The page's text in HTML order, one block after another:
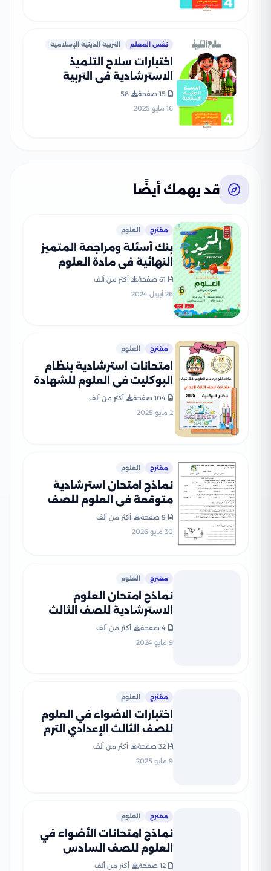
نفس المعلم التربية الدينية الإسلامية
اختبارات سلاح التلميذ
الاسترشادية في التربية
الدينية لرابعة ابتدائي الترم
الثاني PDF بالاجابات
15 صفحة
58
16 مايو 2025
قد يهمك أيضًا
مقترح العلوم
بنك أسئلة ومراجعة المتميز
النهائية في مادة العلوم
للصف السادس الابتدائي الترم
الثاني مع الإجابات النموذجية
61 صفحة
أكثر من ألف
26 أبريل 2024
مقترح العلوم
امتحانات استرشادية بنظام
البوكليت في العلوم للشهادة
الإعدادية الترم الثاني بصيغة
PDF من إعداد توجيه العلوم
104 صفحة
أكثر من ألف
2 مايو 2025
مقترح العلوم
نماذج امتحان استرشادية
متوقعة في العلوم للصف
الثالث الإعدادي الترم الثاني
2026 بمحافظة المنيا
9 صفحة
أكثر من ألف
30 مايو 2026
مقترح العلوم
نماذج امتحان العلوم
الاسترشادية للصف الثالث
الإعدادي الفصل الدراسي
الثاني بمحافظة الدقهلية
4 صفحة
أكثر من ألف
9 مايو 2024
مقترح العلوم
اختبارات الاضواء في العلوم
للصف الثالث الإعدادي الترم
الثاني 2025 PDF بنظام
البوكليت بالاجابات
32 صفحة
أكثر من ألف
9 مايو 2025
مقترح العلوم
نماذج امتحانات الأضواء في
العلوم للصف السادس
12 صفحة
أكثر من ألف